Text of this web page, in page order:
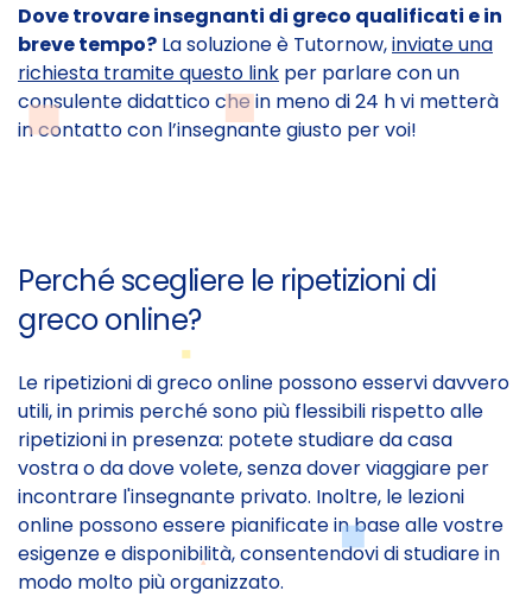
Dove trovare insegnanti di greco qualificati e in
breve tempo? La soluzione è Tutornow,inviate una
richiesta tramite questo link per parlare con un
consulente didattico che in meno di 24 h vi metterà
in contatto con l’insegnante giusto per voi!
Perché scegliere le ripetizioni di
greco online?
Le ripetizioni di greco online possono esservi davvero
utili, in primis perché sono più flessibili rispetto alle
ripetizioni in presenza: potete studiare da casa
vostra o da dove volete, senza dover viaggiare per
incontrare l'insegnante privato. Inoltre, le lezioni
online possono essere pianificate in base alle vostre
esigenze e disponibilità, consentendovi di studiare in
modo molto più organizzato.